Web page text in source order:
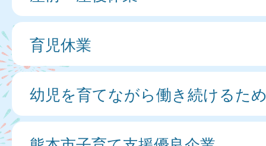
育児休業
幼児を育てながら働き続けるた